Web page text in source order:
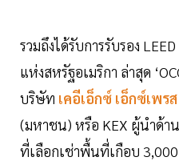
รวมถึงได้รับการรับรอง
แห่งสหรัฐอเมริกา ล่าสุด
บริษัท เคอีเอ็กซ์ เอ็กซ์เพร
(มหาชน) หรือ KEX ผู้นำด้า
ที่เลือกเช่าพื้นที่เกือบ 3,000